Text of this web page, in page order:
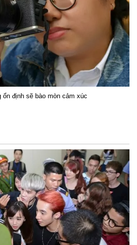
định sẽ bào mòn cảm xúc